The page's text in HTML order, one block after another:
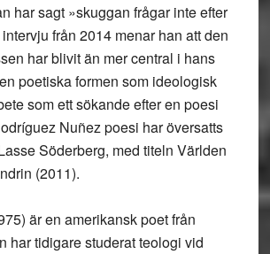
har sagt »skuggan frågar inte efter
från 2014 menar han att den
har blivit än mer central i hans
poetiska formen som ideologisk
som ett sökande efter en poesi
Nuñez poesi har översatts
Söderberg, med titeln Världen
(2011).
är en amerikansk poet från
har tidigare studerat teologi vid